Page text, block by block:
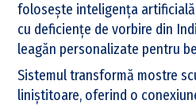
folosește inteligența
cu deficiențe de vorbire din
leagăn personalizate pentru
Sistemul transformă mostre
liniștitoare, oferind o